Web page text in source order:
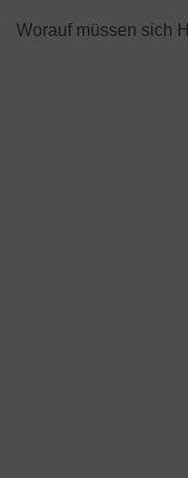
Worauf müssen sich